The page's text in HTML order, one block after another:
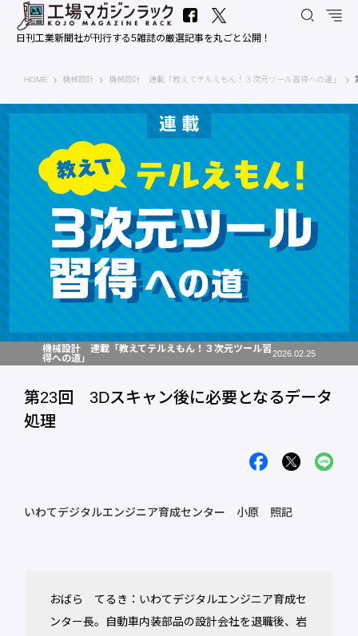
日刊工業新聞社が刊行する5雑誌の厳選記事を丸ごと公開！
HOME 工場マガジンラック｜日刊工業新聞社
機械設計 機械設計 連載「教えてテルえもん！３次元ツール習得への道」
機械設計 連載「教えてテルえもん！３次元ツール習
得への道」
2026.02.25
第23回 3Dスキャン後に必要となるデータ
処理
いわてデジタルエンジニア育成センター 小原 照記
おばら てるき：いわてデジタルエンジニア育成セ
ンター長。自動車内装部品の設計会社を退職後、岩